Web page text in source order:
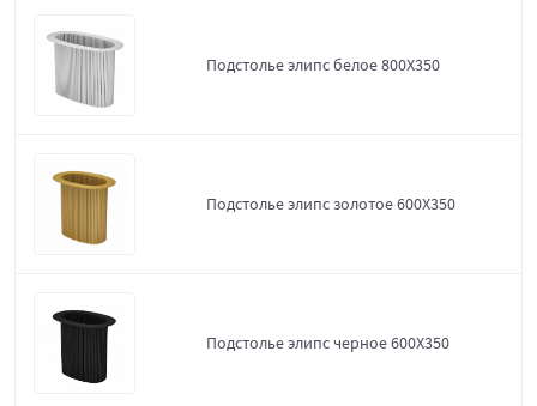
Подстолье элипс белое 800Х350
Подстолье элипс золотое 600Х350
Подстолье элипс черное 600Х350